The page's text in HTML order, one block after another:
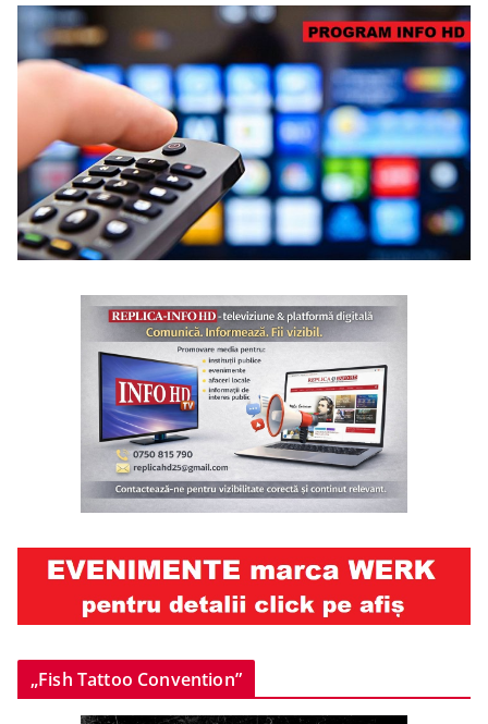
„Fish Tattoo Convention”